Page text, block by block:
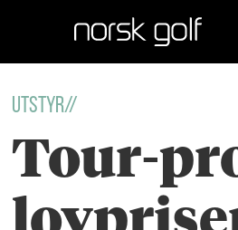
Utstyr//
Tour-